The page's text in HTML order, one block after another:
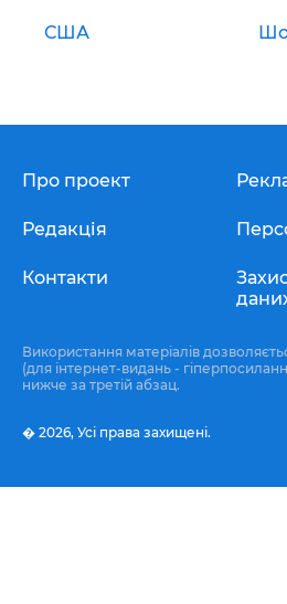
США
Про проект
Редакція
Контакти
Використання матеріалів
(для інтернет-видань -
нижче за третій абзац.
� 2026, Усі права захищені.